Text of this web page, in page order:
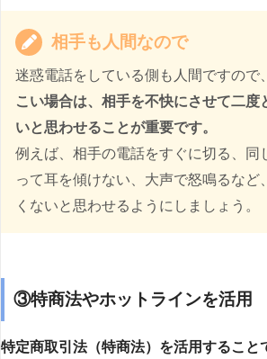
相手も人間なので
迷惑電話をしている側も人間ですので、
こい場合は、相手を不快にさせて二度
いと思わせることが重要です。
例えば、相手の電話をすぐに切る、同
って耳を傾けない、大声で怒鳴るなど
くないと思わせるようにしましょう。
③特商法やホットラインを活用
特定商取引法（特商法）を活用すること